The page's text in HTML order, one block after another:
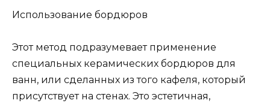
Использование бордюров
Этот метод подразумевает применение
специальных керамических бордюров для
ванн, или сделанных из того кафеля, который
присутствует на стенах. Это эстетичная,